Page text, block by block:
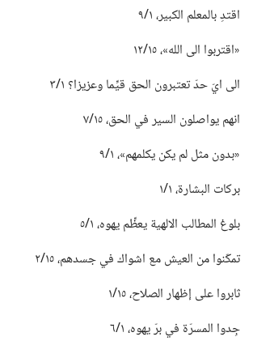
اقتدِ بالمعلم الكبير،‏ ١/‏٩
‏«اقتربوا الى الله»،‏ ١٥/‏١٢
الى ايّ حدّ تعتبرون الحق قيِّما وعزيزا؟‏ ١/‏٣
انهم يواصلون السير في الحق،‏ ١٥/‏٧
‏«بدون مثل لم يكن يكلمهم»،‏ ١/‏٩
بركات البشارة،‏ ١/‏١
بلوغ المطالب الالهية يعظِّم يهوه،‏ ١/‏٥
تمكّنوا من العيش مع اشواك في جسدهم،‏ ١٥/‏٢
ثابروا على إظهار الصلاح،‏ ١٥/‏١
جِدوا المسرّة في برّ يهوه،‏ ١/‏٦